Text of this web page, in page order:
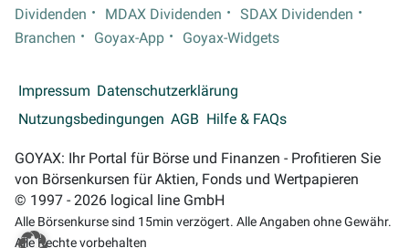
Dividenden
MDAX Dividenden
SDAX Dividenden
Branchen
Goyax-App Goyax-Widgets
Impressum Datenschutzerklärung
Nutzungsbedingungen AGB Hilfe & FAQs
GOYAX: Ihr Portal für Börse und Finanzen - Profitieren Sie
von Börsenkursen für Aktien, Fonds und Wertpapieren
© 1997 - 2026 logical line GmbH
Alle Börsenkurse sind 15min verzögert. Alle Angaben ohne Gewähr.
Alle Rechte vorbehalten